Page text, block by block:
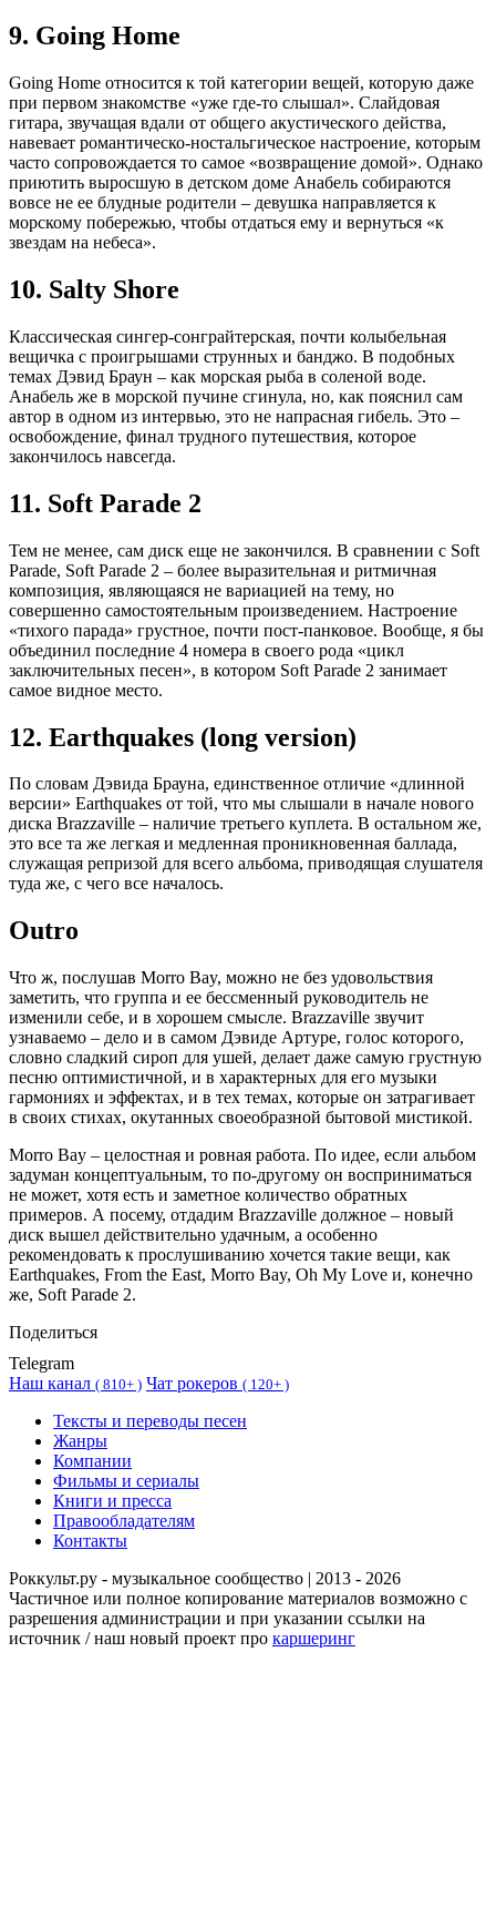
9. Going Home
Going Home относится к той категории вещей, которую даже
при первом знакомстве «уже где-то слышал». Слайдовая
гитара, звучащая вдали от общего акустического действа,
навевает романтическо-ностальгическое настроение, которым
часто сопровождается то самое «возвращение домой». Однако
приютить выросшую в детском доме Анабель собираются
вовсе не ее блудные родители – девушка направляется к
морскому побережью, чтобы отдаться ему и вернуться «к
звездам на небеса».
10. Salty Shore
Классическая сингер-сонграйтерская, почти колыбельная
вещичка с проигрышами струнных и банджо. В подобных
темах Дэвид Браун – как морская рыба в соленой воде.
Анабель же в морской пучине сгинула, но, как пояснил сам
автор в одном из интервью, это не напрасная гибель. Это –
освобождение, финал трудного путешествия, которое
закончилось навсегда.
11. Soft Parade 2
Тем не менее, сам диск еще не закончился. В сравнении с Soft
Parade, Soft Parade 2 – более выразительная и ритмичная
композиция, являющаяся не вариацией на тему, но
совершенно самостоятельным произведением. Настроение
«тихого парада» грустное, почти пост-панковое. Вообще, я бы
объединил последние 4 номера в своего рода «цикл
заключительных песен», в котором Soft Parade 2 занимает
самое видное место.
12. Earthquakes (long version)
По словам Дэвида Брауна, единственное отличие «длинной
версии» Earthquakes от той, что мы слышали в начале нового
диска Brazzaville – наличие третьего куплета. В остальном же,
это все та же легкая и медленная проникновенная баллада,
служащая репризой для всего альбома, приводящая слушателя
туда же, с чего все началось.
Outro
Что ж, послушав Morro Bay, можно не без удовольствия
заметить, что группа и ее бессменный руководитель не
изменили себе, и в хорошем смысле. Brazzaville звучит
узнаваемо – дело и в самом Дэвиде Артуре, голос которого,
словно сладкий сироп для ушей, делает даже самую грустную
песню оптимистичной, и в характерных для его музыки
гармониях и эффектах, и в тех темах, которые он затрагивает
в своих стихах, окутанных своеобразной бытовой мистикой.
Morro Bay – целостная и ровная работа. По идее, если альбом
задуман концептуальным, то по-другому он восприниматься
не может, хотя есть и заметное количество обратных
примеров. А посему, отдадим Brazzaville должное – новый
диск вышел действительно удачным, а особенно
рекомендовать к прослушиванию хочется такие вещи, как
Earthquakes, From the East, Morro Bay, Oh My Love и, конечно
же, Soft Parade 2.
Поделиться
Telegram
Наш канал ( 810+ ) Чат рокеров ( 120+ )
Тексты и переводы песен
Жанры
Компании
Фильмы и сериалы
Книги и пресса
Правообладателям
Контакты
Роккульт.ру - музыкальное сообщество | 2013 - 2026
Частичное или полное копирование материалов возможно с
разрешения администрации и при указании ссылки на
источник / наш новый проект про каршеринг